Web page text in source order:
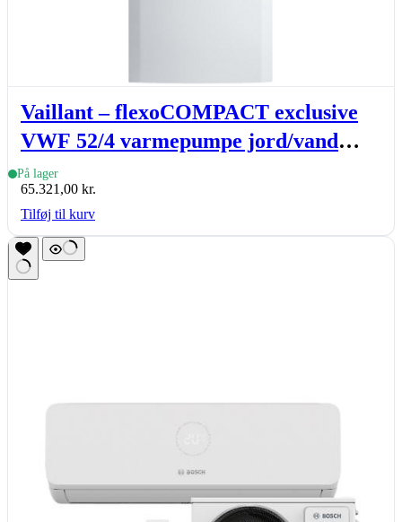
Vaillant – flexoCOMPACT exclusive
VWF 52/4 varmepumpe jord/vand
indedel med VVB 171 l,
varmtvandsbeholder
På lager
65.321,00 kr.
Tilføj til kurv